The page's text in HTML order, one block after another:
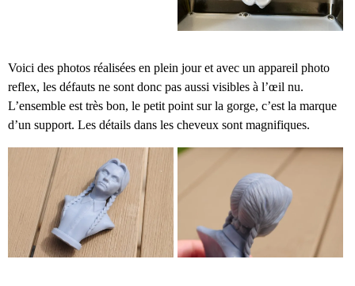
Voici des photos réalisées en plein jour et avec un appareil photo
reflex, les défauts ne sont donc pas aussi visibles à l’œil nu.
L’ensemble est très bon, le petit point sur la gorge, c’est la marque
d’un support. Les détails dans les cheveux sont magnifiques.